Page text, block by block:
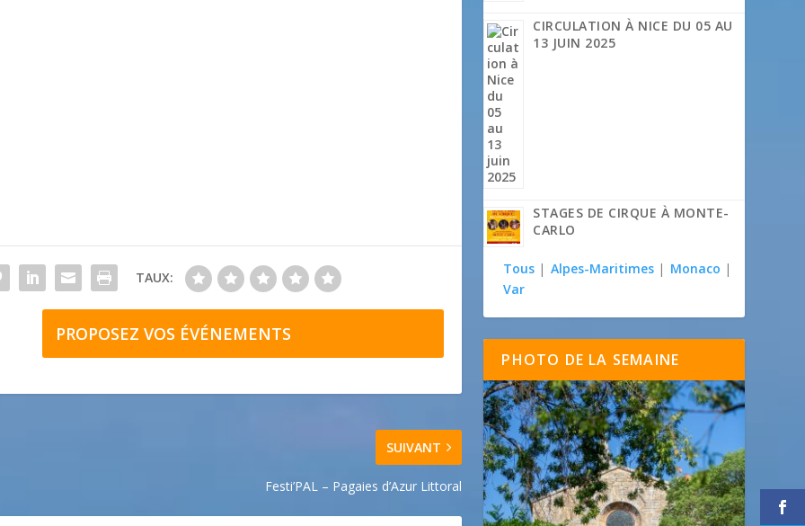
TAUX:
PROPOSEZ VOS ÉVÉNEMENTS
SUIVANT
Festi’PAL – Pagaies d’Azur Littoral
CIRCULATION À NICE DU 05 AU
13 JUIN 2025
STAGES DE CIRQUE À MONTE-
CARLO
Tous | Alpes-Maritimes | Monaco |
Var
PHOTO DE LA SEMAINE